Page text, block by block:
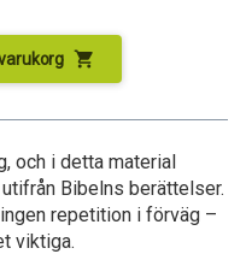
shopping_cart
och i detta material
Bibelns berättelser.
repetition i förväg –
viktiga.